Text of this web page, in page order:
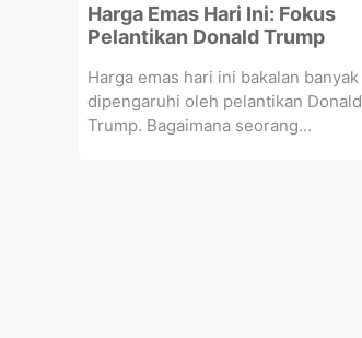
Harga Emas Hari Ini: Fokus
Pelantikan Donald Trump
Harga emas hari ini bakalan banyak
dipengaruhi oleh pelantikan Donald
Trump. Bagaimana seorang...